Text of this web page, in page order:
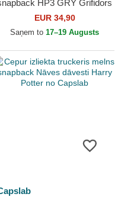
HP3 GRY Grifidors
Harry Potter no Capslab
EUR 34,90
Saņem to 17–19 Augusts